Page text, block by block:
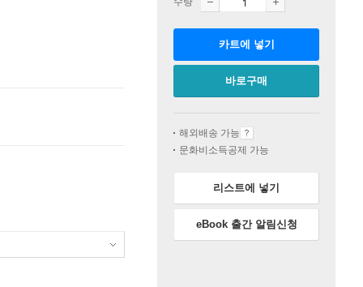
카트에 넣기
바로구매
해외배송 가능
문화비소득공제 가능
리스트에 넣기
eBook 출간 알림신청